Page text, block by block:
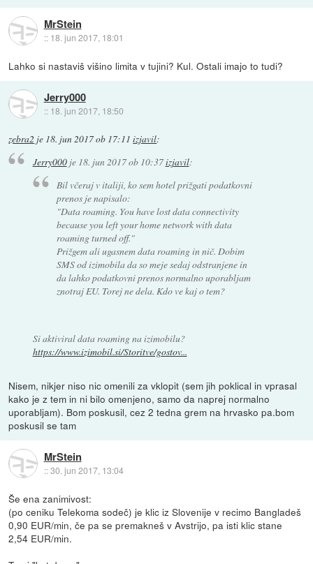
MrStein
:: 18. jun 2017, 18:01
Lahko si nastaviš višino limita v tujini? Kul. Ostali imajo to tudi?
Jerry000
:: 18. jun 2017, 18:50
zebra2 je 18. jun 2017 ob 17:11 izjavil:
Jerry000je 18. jun 2017 ob 10:37izjavil:
Bil včeraj v italiji, ko sem hotel prižgati podatkovni
prenos je napisalo:
"Data roaming. You have lost data connectivity
because you left your home network with data
roaming turned off."
Prižgem ali ugasnem data roaming in nič. Dobim
SMS od izimobila da so meje sedaj odstranjene in
da lahko podatkovni prenos normalno uporabljam
znotraj EU. Torej ne dela. Kdo ve kaj o tem?
Si aktiviral data roaming na izimobilu?
https://www.izimobil.si/Storitve/gostov...
Nisem, nikjer niso nic omenili za vklopit (sem jih poklical in vprasal
kako je z tem in ni bilo omenjeno, samo da naprej normalno
uporabljam). Bom poskusil, cez 2 tedna grem na hrvasko pa.bom
poskusil se tam
MrStein
::30. jun 2017, 13:04
Še ena zanimivost:
(po ceniku Telekoma sodeč) je klic iz Slovenije v recimo Bangladeš
0,90 EUR/min, če pa se premakneš v Avstrijo, pa isti klic stane
2,54 EUR/min.